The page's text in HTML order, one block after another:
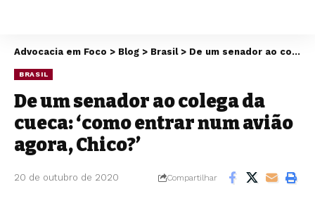
Advocacia em Foco > Blog > Brasil> De um senador ao colega da cueca: ‘como entrar num avião agora, Chico?’
BRASIL
De um senador ao colega da
cueca: ‘como entrar num avião
agora, Chico?’
20 de outubro de 2020 Compartilhar